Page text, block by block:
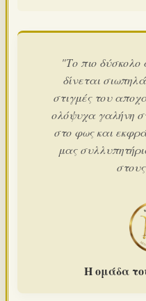
"Το πιο δύσκολο
δίνεται
στιγμές του
ολόψυχα γαλήνη
στο φως και
μας
Η ομάδα